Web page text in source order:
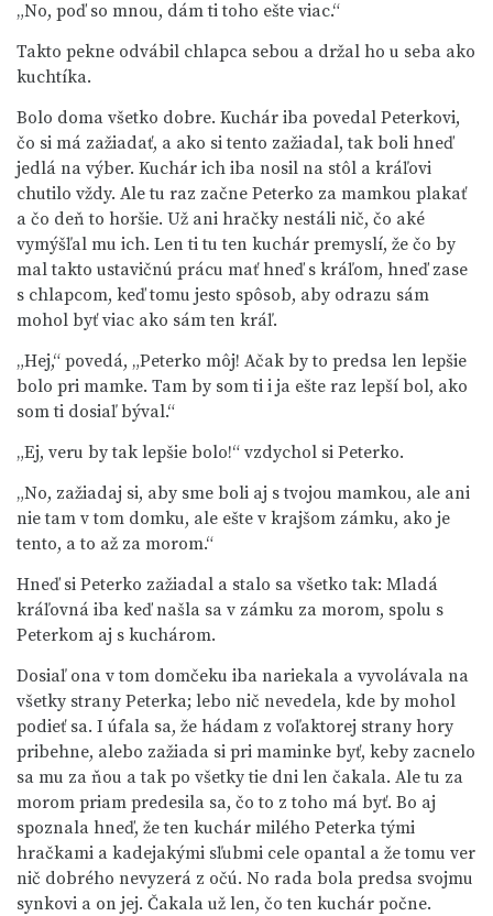
„No, poď so mnou, dám ti toho ešte viac.“
Takto pekne odvábil chlapca sebou a držal ho u seba ako
kuchtíka.
Bolo doma všetko dobre. Kuchár iba povedal Peterkovi,
čo si má zažiadať, a ako si tento zažiadal, tak boli hneď
jedlá na výber. Kuchár ich iba nosil na stôl a kráľovi
chutilo vždy. Ale tu raz začne Peterko za mamkou plakať
a čo deň to horšie. Už ani hračky nestáli nič, čo aké
vymýšľal mu ich. Len ti tu ten kuchár premyslí, že čo by
mal takto ustavičnú prácu mať hneď s kráľom, hneď zase
s chlapcom, keď tomu jesto spôsob, aby odrazu sám
mohol byť viac ako sám ten kráľ.
„Hej,“ povedá, „Peterko môj! Ačak by to predsa len lepšie
bolo pri mamke. Tam by som ti i ja ešte raz lepší bol, ako
som ti dosiaľ býval.“
„Ej, veru by tak lepšie bolo!“ vzdychol si Peterko.
„No, zažiadaj si, aby sme boli aj s tvojou mamkou, ale ani
nie tam v tom domku, ale ešte v krajšom zámku, ako je
tento, a to až za morom.“
Hneď si Peterko zažiadal a stalo sa všetko tak: Mladá
kráľovná iba keď našla sa v zámku za morom, spolu s
Peterkom aj s kuchárom.
Dosiaľ ona v tom domčeku iba nariekala a vyvolávala na
všetky strany Peterka; lebo nič nevedela, kde by mohol
podieť sa. I úfala sa, že hádam z voľaktorej strany hory
pribehne, alebo zažiada si pri maminke byť, keby zacnelo
sa mu za ňou a tak po všetky tie dni len čakala. Ale tu za
morom priam predesila sa, čo to z toho má byť. Bo aj
spoznala hneď, že ten kuchár milého Peterka tými
hračkami a kadejakými sľubmi cele opantal a že tomu ver
nič dobrého nevyzerá z očú. No rada bola predsa svojmu
synkovi a on jej. Čakala už len, čo ten kuchár počne.